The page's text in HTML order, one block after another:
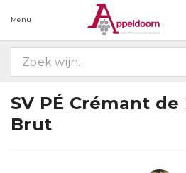
Menu
SV PÉ Crémant
Brut